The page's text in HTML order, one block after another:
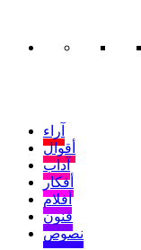
آراء
أقوال
آداب
أفكار
أفلام
فنون
نصوص